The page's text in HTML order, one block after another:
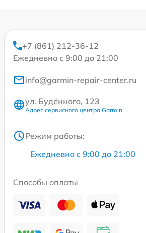
+7 (861) 212-36-12
Ежедневно с 9:00 до 21:00
info@garmin-repair-center.ru
ул. Будённого, 123
Адрес сервисного центра Garmin
Режим работы:
Ежедневно с 9:00 до 21:00
Способы оплаты